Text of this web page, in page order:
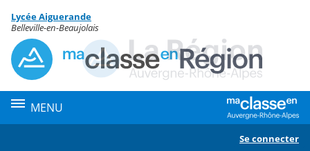
Menu de la rubrique
Contenu
Lycée Aiguerande
Belleville-en-Beaujolais
MENU
Se connecter